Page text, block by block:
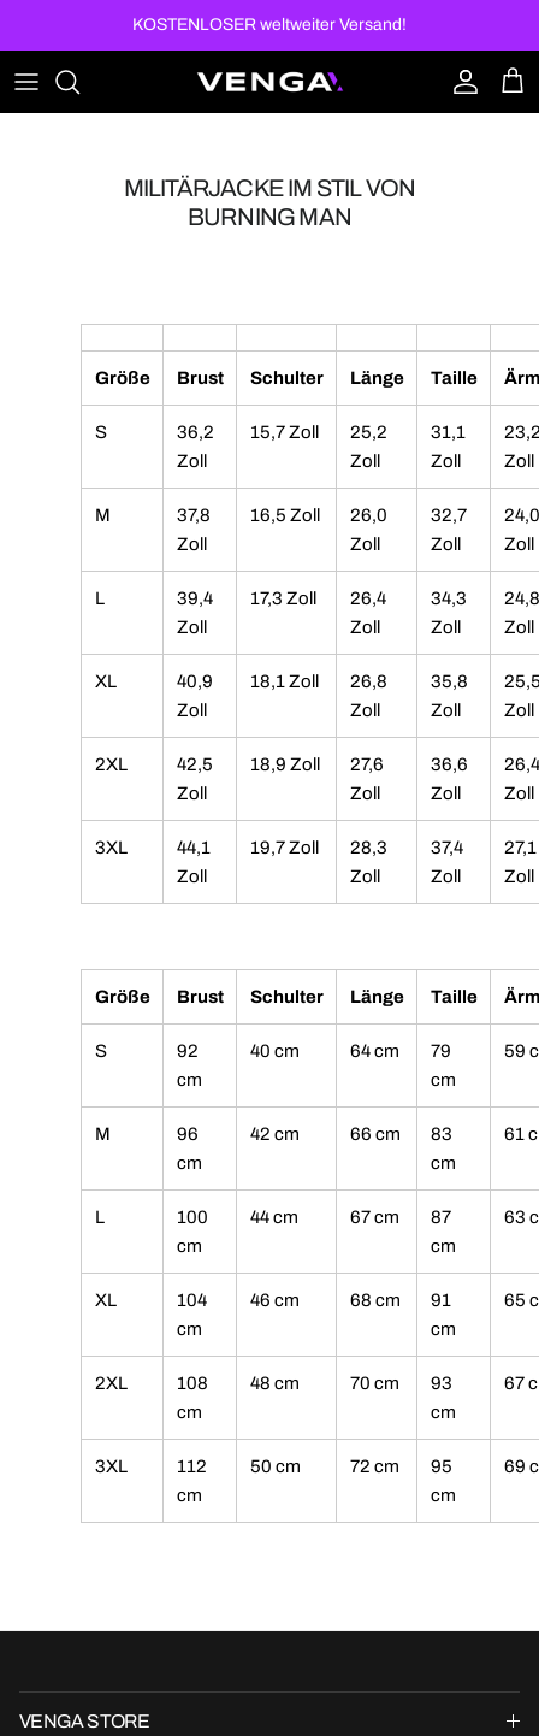
KOSTENLOSER weltweiter Versand!
Konto
MILITÄRJACKE IM STIL VON
BURNING MAN
Größe Brust Schulter Länge Taille
S
36,2
Zoll
15,7 Zoll
25,2
Zoll
31,1
Zoll
Zoll
M
37,8
Zoll
16,5 Zoll
26,0
Zoll
32,7
Zoll
24,0
Zoll
L
39,4
Zoll
17,3 Zoll
26,4
Zoll
34,3
Zoll
24,8
Zoll
XL
40,9
Zoll
18,1 Zoll
26,8
Zoll
35,8
Zoll
Zoll
2XL
42,5
Zoll
18,9 Zoll
27,6
Zoll
36,6
Zoll
26,4
Zoll
3XL
44,1
Zoll
19,7 Zoll
28,3
Zoll
37,4
Zoll
27,1
Zoll
Größe Brust Schulter Länge Taille
S
92
cm
40 cm 64 cm
79
cm
59
M
96
cm
42 cm 66 cm
83
cm
61
L
100
cm
44 cm 67 cm
87
cm
63
XL
104
cm
46 cm 68 cm
91
cm
65
2XL
108
cm
48 cm 70 cm
93
cm
67
3XL
112
cm
50 cm 72 cm
95
cm
69
VENGA STORE